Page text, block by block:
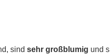
sind sehr großblumig und